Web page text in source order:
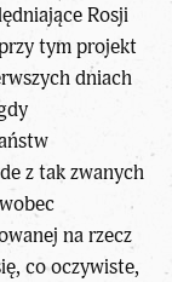
Rosji
tym projekt
dniach
z tak zwanych
na rzecz
co oczywiste,